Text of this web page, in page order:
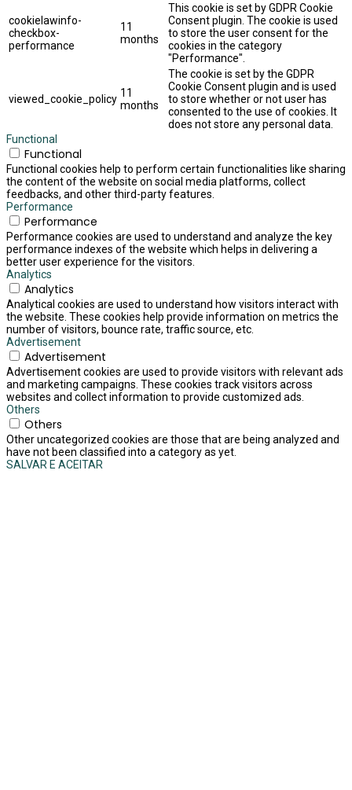
cookielawinfo-
checkbox-
performance
11
months
This cookie is set by GDPR Cookie
Consent plugin. The cookie is used
to store the user consent for the
cookies in the category
"Performance".
viewed_cookie_policy 11
months
The cookie is set by the GDPR
Cookie Consent plugin and is used
to store whether or not user has
consented to the use of cookies. It
does not store any personal data.
Functional
Functional
Functional cookies help to perform certain functionalities like sharing
the content of the website on social media platforms, collect
feedbacks, and other third-party features.
Performance
Performance
Performance cookies are used to understand and analyze the key
performance indexes of the website which helps in delivering a
better user experience for the visitors.
Analytics
Analytics
Analytical cookies are used to understand how visitors interact with
the website. These cookies help provide information on metrics the
number of visitors, bounce rate, traffic source, etc.
Advertisement
Advertisement
Advertisement cookies are used to provide visitors with relevant ads
and marketing campaigns. These cookies track visitors across
websites and collect information to provide customized ads.
Others
Others
Other uncategorized cookies are those that are being analyzed and
have not been classified into a category as yet.
SALVAR E ACEITAR